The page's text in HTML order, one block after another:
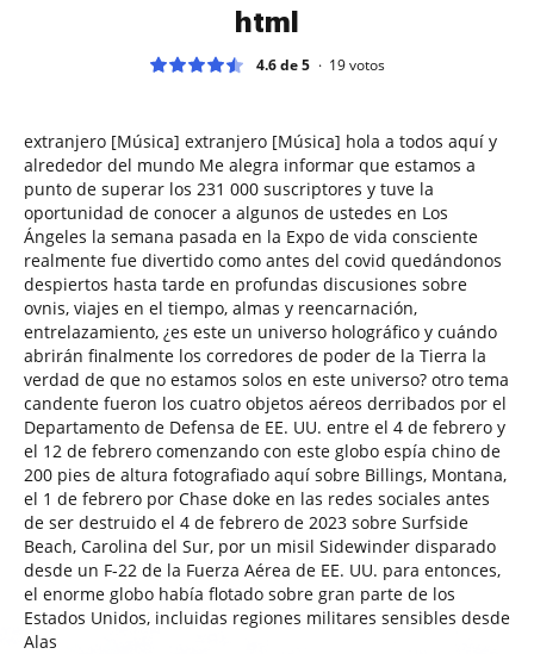
html
4.6 de 5 19votos
extranjero [Música] extranjero [Música] hola a todos aquí y
alrededor del mundo Me alegra informar que estamos a
punto de superar los 231 000 suscriptores y tuve la
oportunidad de conocer a algunos de ustedes en Los
Ángeles la semana pasada en la Expo de vida consciente
realmente fue divertido como antes del covid quedándonos
despiertos hasta tarde en profundas discusiones sobre
ovnis, viajes en el tiempo, almas y reencarnación,
entrelazamiento, ¿es este un universo holográfico y cuándo
abrirán finalmente los corredores de poder de la Tierra la
verdad de que no estamos solos en este universo? otro tema
candente fueron los cuatro objetos aéreos derribados por el
Departamento de Defensa de EE. UU. entre el 4 de febrero y
el 12 de febrero comenzando con este globo espía chino de
200 pies de altura fotografiado aquí sobre Billings, Montana,
el 1 de febrero por Chase doke en las redes sociales antes
de ser destruido el 4 de febrero de 2023 sobre Surfside
Beach, Carolina del Sur, por un misil Sidewinder disparado
desde un F-22 de la Fuerza Aérea de EE. UU. para entonces,
el enorme globo había flotado sobre gran parte de los
Estados Unidos, incluidas regiones militares sensibles desde
Alas